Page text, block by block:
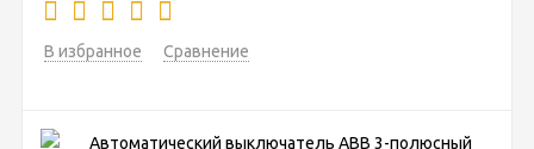
В избранное Сравнение